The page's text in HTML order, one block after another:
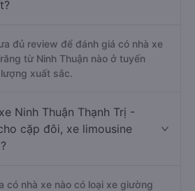
đủ review để đánh giá có nhà xe
từ Ninh Thuận nào ở tuyến
xuất sắc.
Ninh Thuận Thạnh Trị -
cặp đôi, xe limousine
có nhà xe nào có loại xe giường